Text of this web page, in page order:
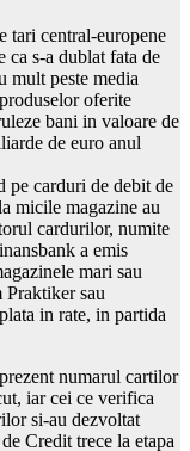
tari central-europene
ca s-a dublat fata de
mult peste media
oferite
bani in valoare de
de euro anul
pe carduri de debit de
micile magazine au
cardurilor, numite
a emis
mari sau
Praktiker sau
in rate, in partida
numarul cartilor
iar cei ce verifica
si-au dezvoltat
Credit trece la etapa